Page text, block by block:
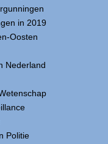
in 2019
Oosten
Nederland
Politie